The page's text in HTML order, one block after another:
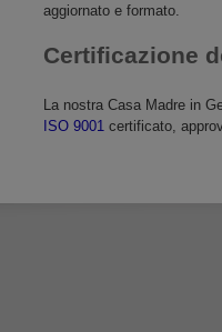
aggiornato e formato.
Certificazione
La nostra Casa Madre in
ISO 9001 certificato,